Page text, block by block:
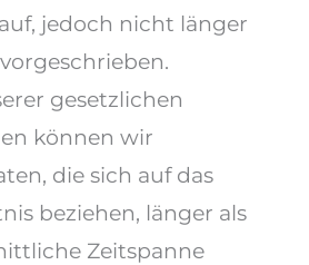
jedoch nicht länger
gesetzlichen
können wir
die sich auf das
beziehen, länger als
Zeitspanne